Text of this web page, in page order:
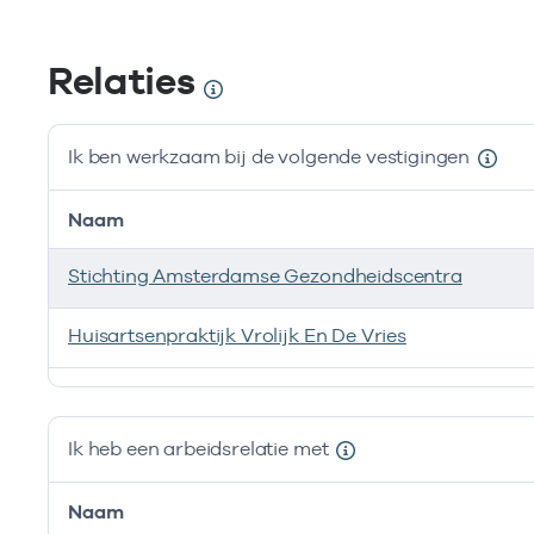
Relaties
Ik ben werkzaam bij de volgende vestigingen
Ik ben werkzaam bij de volgende vestigingen
Naam
Stichting Amsterdamse Gezondheidscentra
Huisartsenpraktijk Vrolijk En De Vries
Ik heb een arbeidsrelatie met
Naam